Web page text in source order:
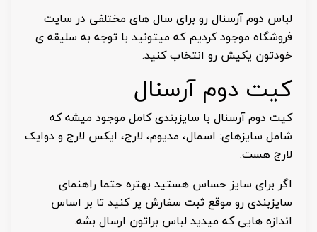
لباس دوم آرسنال رو برای سال های مختلفی در سایت
فروشگاه موجود کردیم که میتونید با توجه به سلیقه ی
خودتون یکیش رو انتخاب کنید.
کیت دوم آرسنال
کیت دوم آرسنال با سایزبندی کامل موجود میشه که
شامل سایزهای: اسمال، مدیوم، لارج، ایکس لارج و دوایک
لارج هست.
اگر برای سایز حساس هستید بهتره حتما راهنمای
سایزبندی رو موقع ثبت سفارش پر کنید تا بر اساس
اندازه هایی که میدید لباس براتون ارسال بشه.